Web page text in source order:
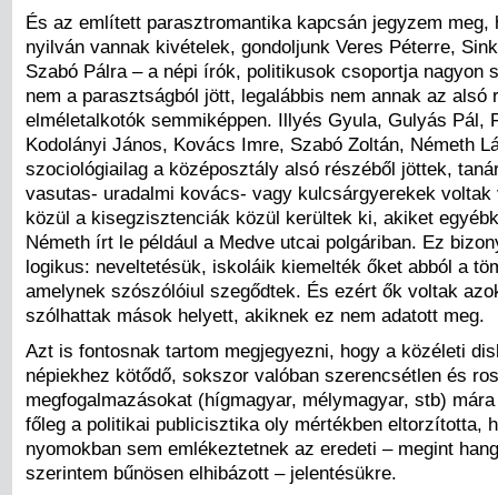
És az említett parasztromantika kapcsán jegyzem meg,
nyilván vannak kivételek, gondoljunk Veres Péterre,
Szabó Pálra – a népi írók, politikusok csoportja nagyon
nem a parasztságból jött, legalábbis nem annak az alsó
elméletalkotók semmiképpen. Illyés Gyula, Gulyás Pál,
Kodolányi János, Kovács Imre, Szabó Zoltán, Németh
szociológiailag a középosztály alsó részéből jöttek,
vasutas- uradalmi kovács- vagy kulcsárgyerekek voltak
közül a kisegzisztenciák közül kerültek ki, akiket
Németh írt le például a Medve utcai polgáriban. Ez
logikus: neveltetésük, iskoláik kiemelték őket abból a
amelynek szószólóiul szegődtek. És ezért ők voltak
szólhattak mások helyett, akiknek ez nem adatott meg.
Azt is fontosnak tartom megjegyezni, hogy a közéleti
népiekhez kötődő, sokszor valóban szerencsétlen és
megfogalmazásokat (hígmagyar, mélymagyar, stb)
főleg a politikai publicisztika oly mértékben eltorzította,
nyomokban sem emlékeztetnek az eredeti – megint
szerintem bűnösen elhibázott – jelentésükre.